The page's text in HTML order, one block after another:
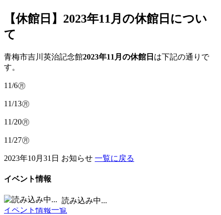
【休館日】2023年11月の休館日につい
て
青梅市吉川英治記念館2023年11月の休館日 は下記の通りで
す。
11/6㊊
11/13㊊
11/20㊊
11/27㊊
2023年10月31日 お知らせ 一覧に戻る
イベント情報
読み込み中...
■休館日 /■イベント実施日
イベント情報一覧